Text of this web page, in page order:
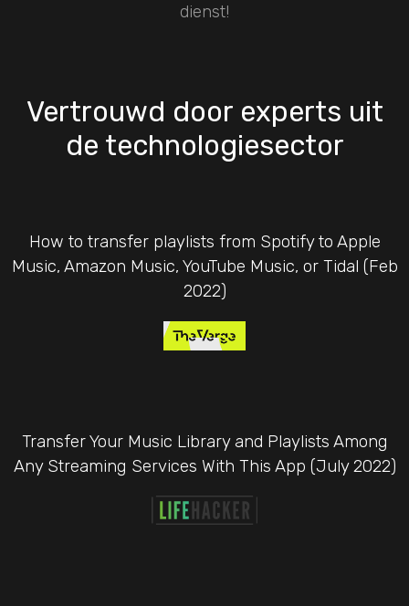
dienst!
Vertrouwd door experts uit
de technologiesector
How to transfer playlists from Spotify to Apple
Music, Amazon Music, YouTube Music, or Tidal (Feb
2022)
Transfer Your Music Library and Playlists Among
Any Streaming Services With This App (July 2022)